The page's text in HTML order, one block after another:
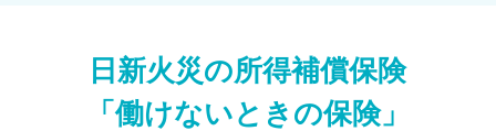
日新火災の所得補償保険
「働けないときの保険」